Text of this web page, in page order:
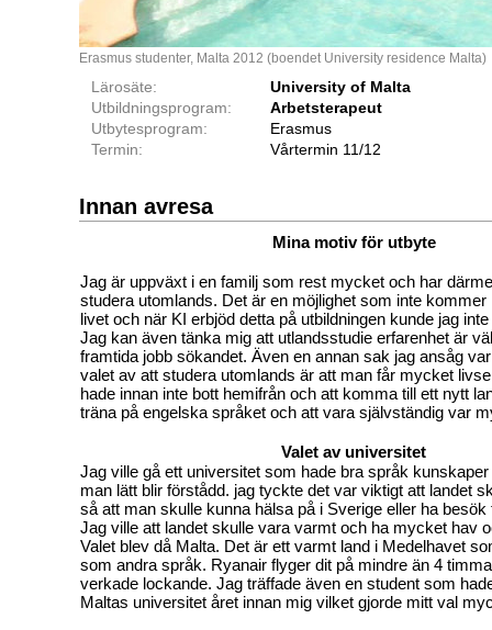
Erasmus studenter, Malta 2012 (boendet University residence Malta)
Lärosäte:
University of Malta
Utbildningsprogram:
Arbetsterapeut
Utbytesprogram:
Erasmus
Termin:
Vårtermin 11/12
Innan avresa
Mina motiv för utbyte
Jag är uppväxt i en familj som rest mycket och har
studera utomlands. Det är en möjlighet som inte kommer
livet och när KI erbjöd detta på utbildningen kunde jag
Jag kan även tänka mig att utlandsstudie erfarenhet är
framtida jobb sökandet. Även en annan sak jag ansåg
valet av att studera utomlands är att man får mycket
hade innan inte bott hemifrån och att komma till ett nytt
träna på engelska språket och att vara självständig var
Valet av universitet
Jag ville gå ett universitet som hade bra språk
man lätt blir förstådd. jag tyckte det var viktigt att landet
så att man skulle kunna hälsa på i Sverige eller ha besök
Jag ville att landet skulle vara varmt och ha mycket hav
Valet blev då Malta. Det är ett varmt land i Medelhavet
som andra språk. Ryanair flyger dit på mindre än 4
verkade lockande. Jag träffade även en student som
Maltas universitet året innan mig vilket gjorde mitt val